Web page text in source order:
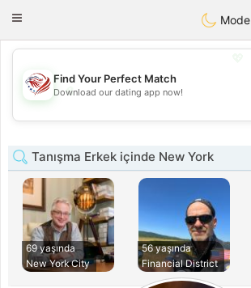
Dating
Toggle
Mode
💖
💕
Find Your Perfect Match
Download our dating app now!
Tanışma Erkek içinde New York
69 yaşında
New York City
56 yaşında
Financial District